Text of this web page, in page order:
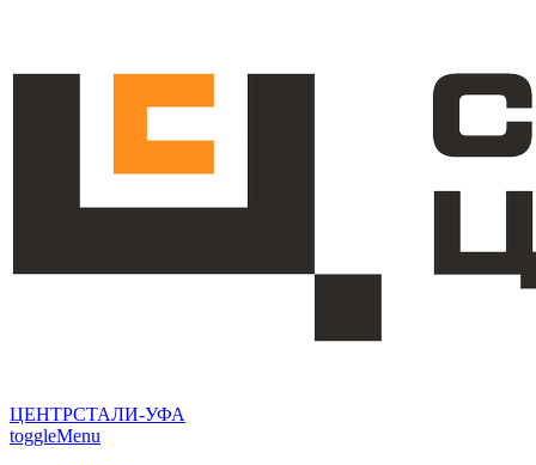
ЦЕНТРСТАЛИ-УФА
toggleMenu